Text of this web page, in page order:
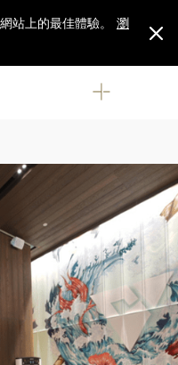
瀏
站上的最佳體驗。
瀏